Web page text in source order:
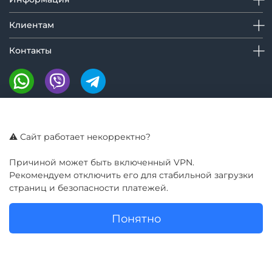
Клиентам
Контакты
⚠️ Сайт работает некорректно?
Причиной может быть включенный VPN.
Рекомендуем отключить его для стабильной загрузки
страниц и безопасности платежей.
Понятно